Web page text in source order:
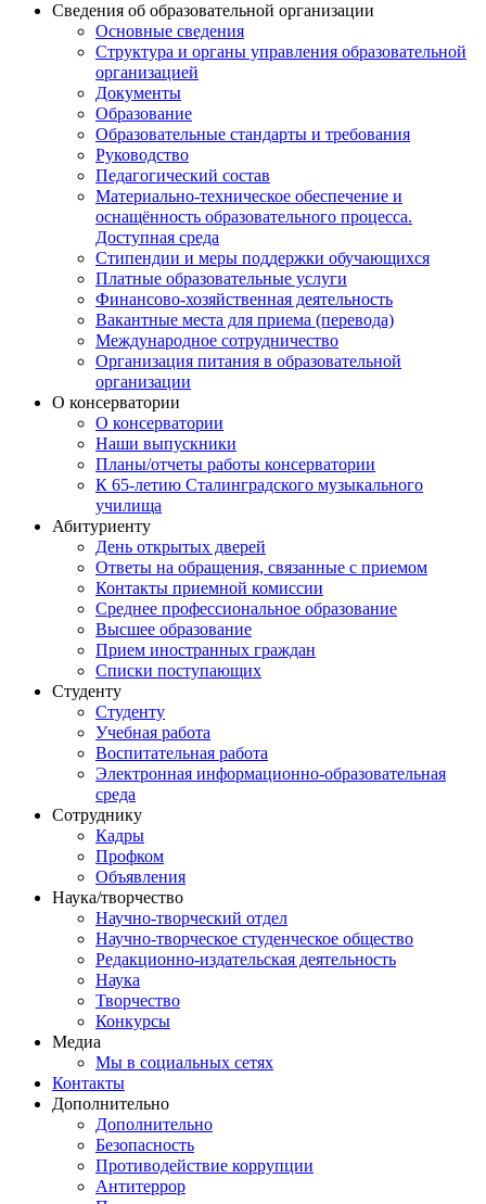
Сведения об образовательной организации
Основные сведения
Структура и органы управления образовательной
организацией
Документы
Образование
Образовательные стандарты и требования
Руководство
Педагогический состав
Материально-техническое обеспечение и
оснащённость образовательного процесса.
Доступная среда
Стипендии и меры поддержки обучающихся
Платные образовательные услуги
Финансово-хозяйственная деятельность
Вакантные места для приема (перевода)
Международное сотрудничество
Организация питания в образовательной
организации
О консерватории
О консерватории
Наши выпускники
Планы/отчеты работы консерватории
К 65-летию Сталинградского музыкального
училища
Абитуриенту
День открытых дверей
Ответы на обращения, связанные с приемом
Контакты приемной комиссии
Среднее профессиональное образование
Высшее образование
Прием иностранных граждан
Списки поступающих
Студенту
Студенту
Учебная работа
Воспитательная работа
Электронная информационно-образовательная
среда
Сотруднику
Кадры
Профком
Объявления
Наука/творчество
Научно-творческий отдел
Научно-творческое студенческое общество
Редакционно-издательская деятельность
Наука
Творчество
Конкурсы
Медиа
Мы в социальных сетях
Контакты
Дополнительно
Дополнительно
Безопасность
Противодействие коррупции
Антитеррор